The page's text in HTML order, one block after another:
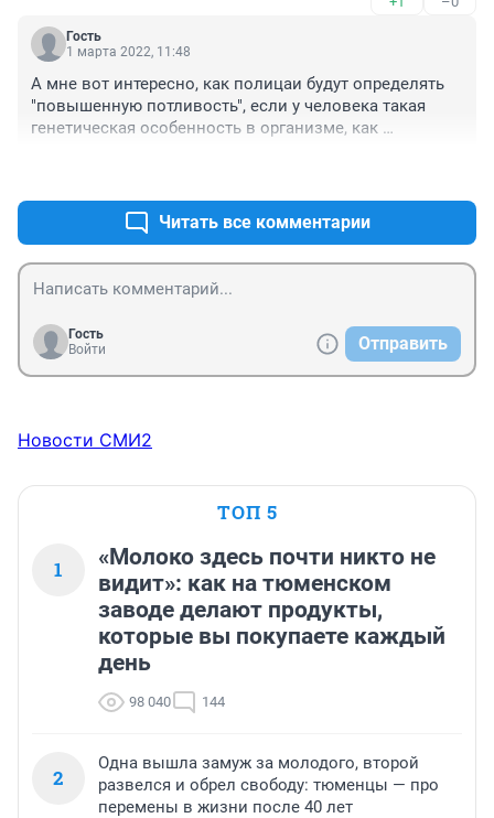
Гость
1 марта 2022, 11:48
А мне вот интересно, как полицаи будут определять
"повышенную потливость", если у человека такая
генетическая особенность в организме, как
футболку можно выжимать. Всё, на экспертизу ехать?
Читать все комментарии
Гость
Войти
Отправить
Новости СМИ2
ТОП 5
1
«Молоко здесь почти никто не
видит»: как на тюменском
заводе делают продукты,
которые вы покупаете каждый
день
98 040 144
2
Одна вышла замуж за молодого, второй
развелся и обрел свободу: тюменцы — про
перемены в жизни после 40 лет